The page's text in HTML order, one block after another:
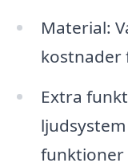
Material:
kostnader
Extra
funktioner